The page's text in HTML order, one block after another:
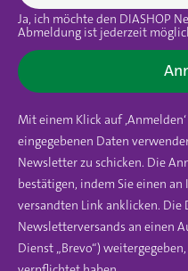
Ja, ich möchte den DIASHOP
Abmeldung ist jederzeit
Mit einem Klick auf
eingegebenen Daten
Newsletter zu schicken. Die
bestätigen, indem Sie einen an
versandten Link anklicken. Die
Newsletterversands an einen
Dienst „Brevo“)